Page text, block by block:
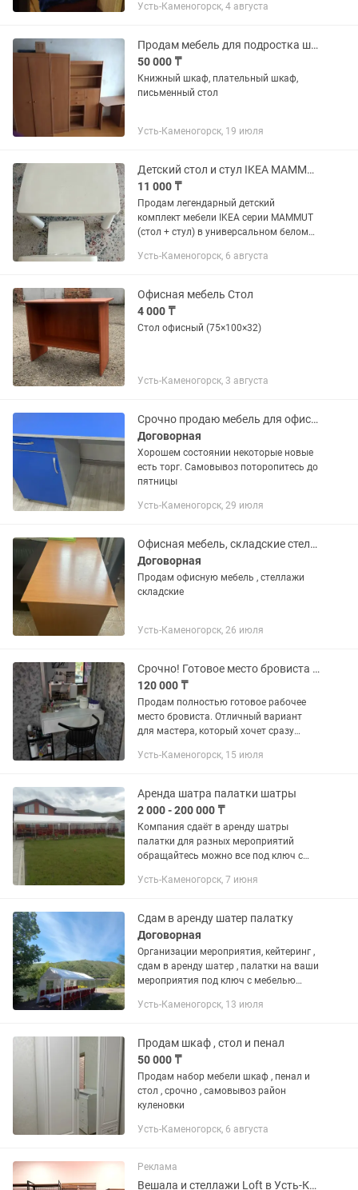
комнате не пользовались. Высота
Усть-Каменогорск, 4 августа
Продам мебель для подростка шкаф
50 000 ₸
Книжный шкаф, плательный шкаф,
письменный стол
Усть-Каменогорск, 19 июля
Детский стол и стул IKEA MAMMUT (Икеа Маммут), белый комплект
11 000 ₸
Продам легендарный детский
комплект мебели IKEA серии MAMMUT
(стол + стул) в универсальном белом
комнаты, зоны творчества или игр.
Усть-Каменогорск, 6 августа
Офисная мебель Стол
4 000 ₸
Стол офисный (75×100×32)
Усть-Каменогорск, 3 августа
Срочно продаю мебель для офиса весь комплект столы шкафы стулья тумба кре
Договорная
Хорошем состоянии некоторые новые
есть торг. Самовывоз поторопитесь до
пятницы
Усть-Каменогорск, 29 июля
Офисная мебель, складские стеллажи
Договорная
Продам офисную мебель , стеллажи
складские
Усть-Каменогорск, 26 июля
Срочно! Готовое место бровиста с мебелью, визитками и Instagram
120 000 ₸
Продам полностью готовое рабочее
место бровиста. Отличный вариант
для мастера, который хочет сразу
вложений. Всё аккуратное, в хорошем
Усть-Каменогорск, 15 июля
Аренда шатра палатки шатры
2 000 - 200 000 ₸
Компания сдаёт в аренду шатры
палатки для разных мероприятий
обращайтесь можно все под ключ с
Усть-Каменогорск, 7 июня
Сдам в аренду шатер палатку
Договорная
Организации мероприятия, кейтеринг ,
сдам в аренду шатер , палатки на ваши
мероприятия под ключ с мебелью
ресторан у вас дома , не кудаехать не
Усть-Каменогорск, 13 июля
Продам шкаф , стол и пенал
50 000 ₸
Продам набор мебели шкаф , пенал и
стол , срочно , самовывоз район
куленовки
Усть-Каменогорск, 6 августа
Реклама
Вешала и стеллажи Loft в Усть-Каменогорске